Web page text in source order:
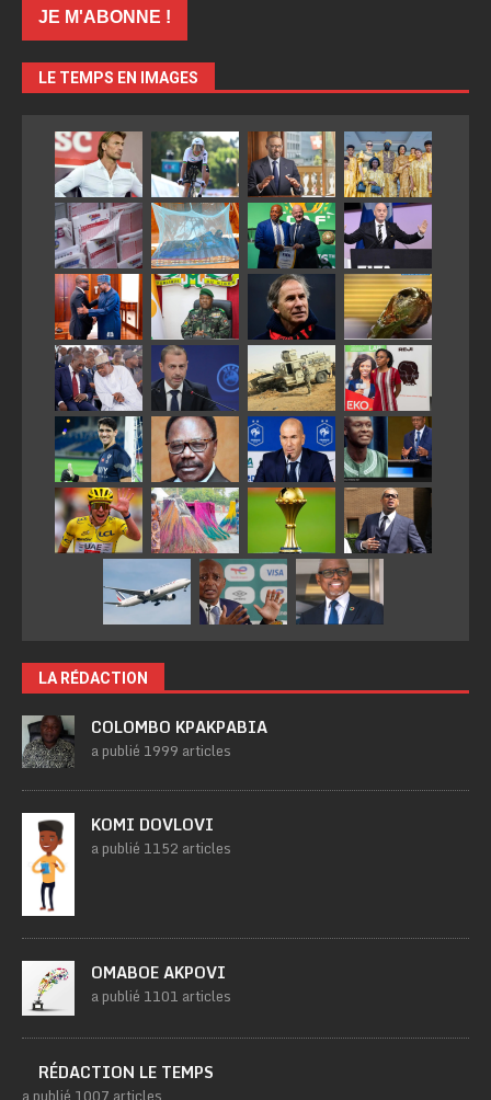
LE TEMPS EN IMAGES
LA RÉDACTION
COLOMBO KPAKPABIA
a publié 1999 articles
KOMI DOVLOVI
a publié 1152 articles
OMABOE AKPOVI
a publié 1101 articles
RÉDACTION LE TEMPS